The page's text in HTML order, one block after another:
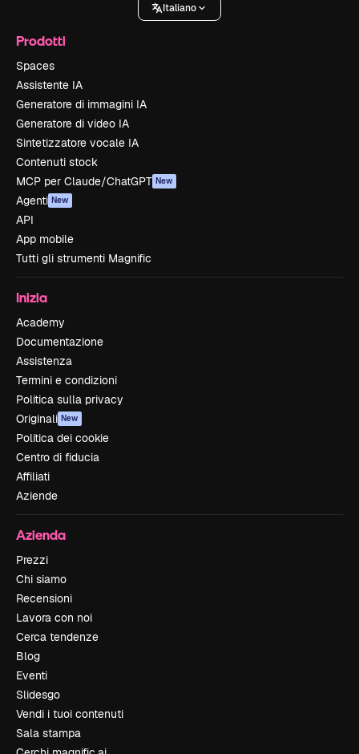
Italiano
Prodotti
Spaces
Assistente IA
Generatore di immagini IA
Generatore di video IA
Sintetizzatore vocale IA
Contenuti stock
MCP per Claude/ChatGPT New
Agenti New
API
App mobile
Tutti gli strumenti Magnific
Inizia
Academy
Documentazione
Assistenza
Termini e condizioni
Politica sulla privacy
Originali New
Politica dei cookie
Centro di fiducia
Affiliati
Aziende
Azienda
Prezzi
Chi siamo
Recensioni
Lavora con noi
Cerca tendenze
Blog
Eventi
Slidesgo
Vendi i tuoi contenuti
Sala stampa